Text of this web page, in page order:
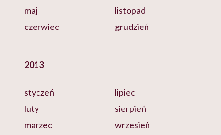
maj
czerwiec
listopad
grudzień
2013
styczeń
luty
marzec
lipiec
sierpień
wrzesień